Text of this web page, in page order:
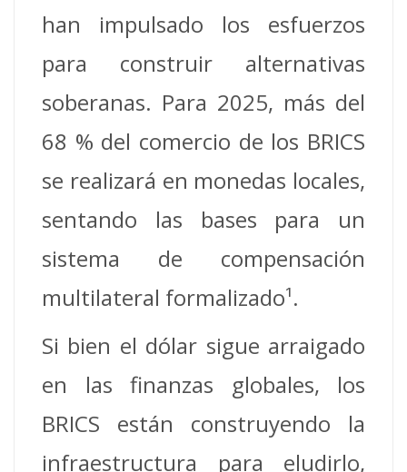
han impulsado los esfuerzos
para construir alternativas
soberanas. Para 2025, más del
68 % del comercio de los BRICS
se realizará en monedas locales,
sentando las bases para un
sistema de compensación
multilateral formalizado¹.
Si bien el dólar sigue arraigado
en las finanzas globales, los
BRICS están construyendo la
infraestructura para eludirlo,